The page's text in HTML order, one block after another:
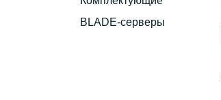
BLADE-серверы